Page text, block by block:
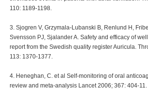
110: 1189-1198.
3. Sjogren V, Grzymala-Lubanski B, Renlund H,
Svensson PJ, Sjalander A. Safety and efficacy of
report from the Swedish quality register Auricula.
113: 1370-1377.
4. Heneghan, С. et al Self-monitoring of oral
review and meta-analysis Lancet 2006; 367: 404-11.